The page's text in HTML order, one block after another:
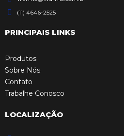
(11) 4646-2525
PRINCIPAIS LINKS
Produtos
Sobre Nós
Contato
Trabalhe Conosco
LOCALIZAÇÃO